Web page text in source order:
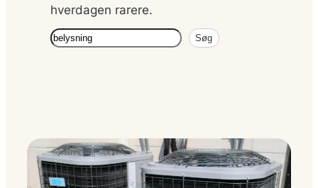
hverdagen rarere.
Søg Søg